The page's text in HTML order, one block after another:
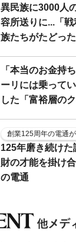
異民族に3000人
容所送りに...「
族たちがたどっ
「本当のお金持
ーリには乗って
した「富裕層の
創業125周年の電通
125年磨き続けた
財の才能を掛け
の電通